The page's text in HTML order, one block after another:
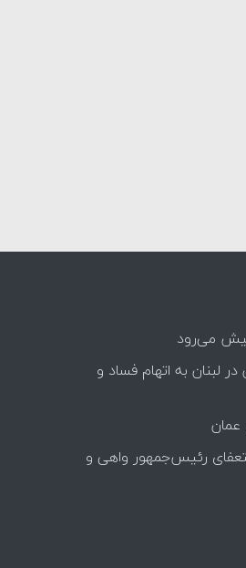
می‌رود
لبنان به اتهام فساد و
عمان
رئیس‌جمهور واهی و